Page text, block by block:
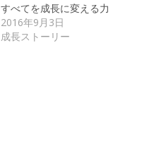
すべてを成長に変える力
2016年9月3日
成長ストーリー